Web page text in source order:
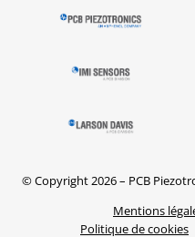
© Copyright 2026 – PCB
Mentions
Politique de cookies